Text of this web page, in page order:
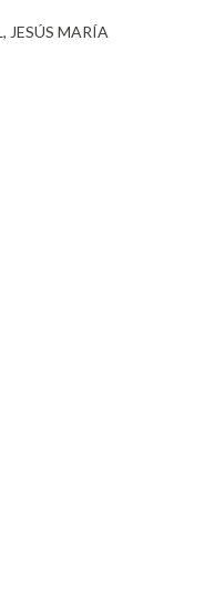
JESÚS MARÍA